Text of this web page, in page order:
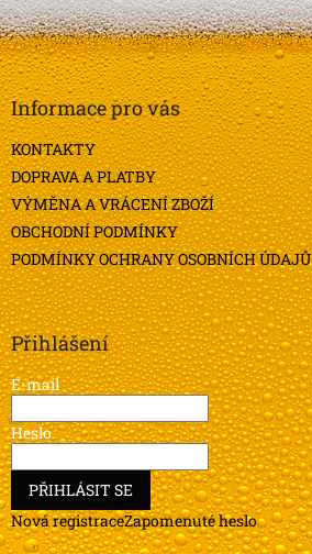
Z
á
p
a
t
í
Informace pro vás
KONTAKTY
DOPRAVA A PLATBY
VÝMĚNA A VRÁCENÍ ZBOŽÍ
OBCHODNÍ PODMÍNKY
PODMÍNKY OCHRANY OSOBNÍCH ÚDAJŮ
Přihlášení
E-mail
Heslo
PŘIHLÁSIT SE
Nová registraceZapomenuté heslo